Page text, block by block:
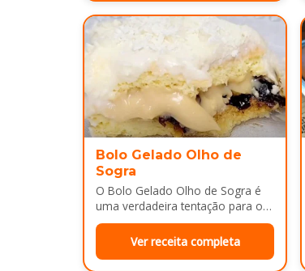
Bolo Gelado Olho de
Sogra
O Bolo Gelado Olho de Sogra é
uma verdadeira tentação para os
amantes de sobremesas
refrescantes e cheias de sabor...
Ver receita completa